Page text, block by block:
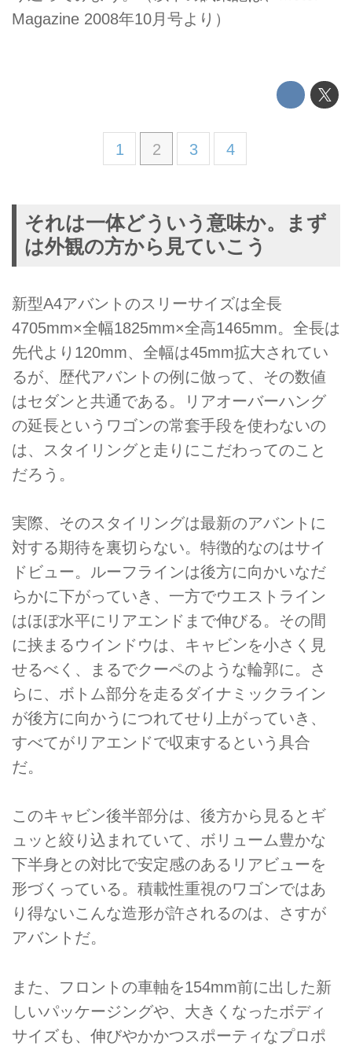
Magazine 2008年10月号より）
1 2 3 4
それは一体どういう意味か。まず
は外観の方から見ていこう
新型A4アバントのスリーサイズは全長
4705mm×全幅1825mm×全高1465mm。全長は
先代より120mm、全幅は45mm拡大されてい
るが、歴代アバントの例に倣って、その数値
はセダンと共通である。リアオーバーハング
の延長というワゴンの常套手段を使わないの
は、スタイリングと走りにこだわってのこと
だろう。
実際、そのスタイリングは最新のアバントに
対する期待を裏切らない。特徴的なのはサイ
ドビュー。ルーフラインは後方に向かいなだ
らかに下がっていき、一方でウエストライン
はほぼ水平にリアエンドまで伸びる。その間
に挟まるウインドウは、キャビンを小さく見
せるべく、まるでクーペのような輪郭に。さ
らに、ボトム部分を走るダイナミックライン
が後方に向かうにつれてせり上がっていき、
すべてがリアエンドで収束するという具合
だ。
このキャビン後半部分は、後方から見るとギ
ュッと絞り込まれていて、ボリューム豊かな
下半身との対比で安定感のあるリアビューを
形づくっている。積載性重視のワゴンではあ
り得ないこんな造形が許されるのは、さすが
アバントだ。
また、フロントの車軸を154mm前に出した新
しいパッケージングや、大きくなったボディ
サイズも、伸びやかかつスポーティなプロポ